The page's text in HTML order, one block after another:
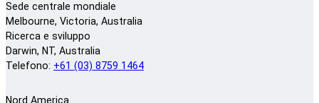
Sede centrale mondiale
Melbourne, Victoria, Australia
Ricerca e sviluppo
Darwin, NT, Australia
Telefono: +61 (03) 8759 1464
Nord America